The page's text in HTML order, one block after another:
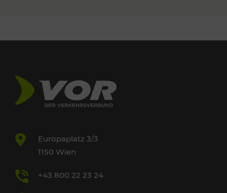
Europaplatz 3/3
1150 Wien
+43 800 22 23 24